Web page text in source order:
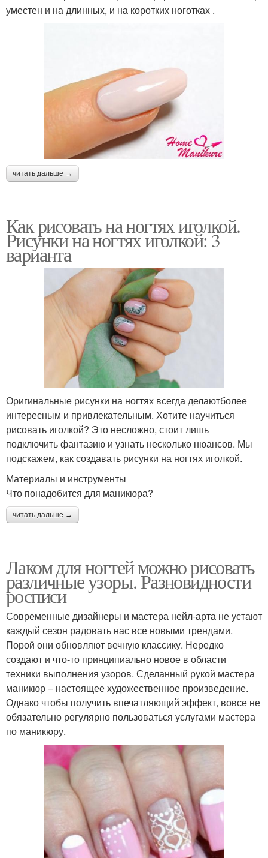
уместен и на длинных, и на коротких ноготках .
читать дальше →
Как рисовать на ногтях иголкой.
Рисунки на ногтях иголкой: 3
варианта
Оригинальные рисунки на ногтях всегда делаютболее
интересным и привлекательным. Хотите научиться
рисовать иголкой? Это несложно, стоит лишь
подключить фантазию и узнать несколько нюансов. Мы
подскажем, как создавать рисунки на ногтях иголкой.
Материалы и инструменты
Что понадобится для маникюра?
читать дальше →
Лаком для ногтей можно рисовать
различные узоры. Разновидности
росписи
Современные дизайнеры и мастера нейл-арта не устают
каждый сезон радовать нас все новыми трендами.
Порой они обновляют вечную классику. Нередко
создают и что-то принципиально новое в области
техники выполнения узоров. Сделанный рукой мастера
маникюр – настоящее художественное произведение.
Однако чтобы получить впечатляющий эффект, вовсе не
обязательно регулярно пользоваться услугами мастера
по маникюру.